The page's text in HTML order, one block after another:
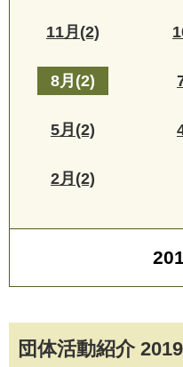
団体活動紹介
11月(2)
8月(2)
5月(2)
2月(2)